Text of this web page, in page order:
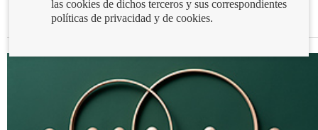
Fraudes por internet
24/05/2017Destacados Fraude
las cookies de dichos terceros y sus correspondientes
políticas de privacidad y de cookies.